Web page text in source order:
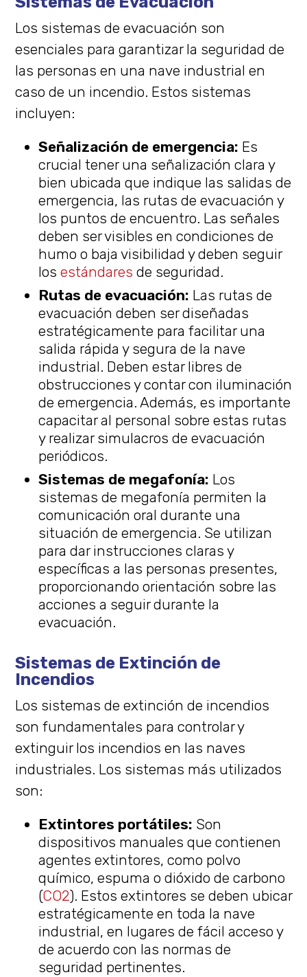
Los sistemas de evacuación son
esenciales para garantizar la seguridad de
las personas en una nave industrial en
caso de un incendio. Estos sistemas
incluyen:
Señalización de emergencia: Es
crucial tener una señalización clara y
bien ubicada que indique las salidas de
emergencia, las rutas de evacuación y
los puntos de encuentro. Las señales
deben ser visibles en condiciones de
humo o baja visibilidad y deben seguir
los estándares de seguridad.
Rutas de evacuación: Las rutas de
evacuación deben ser diseñadas
estratégicamente para facilitar una
salida rápida y segura de la nave
industrial. Deben estar libres de
obstrucciones y contar con iluminación
de emergencia. Además, es importante
capacitar al personal sobre estas rutas
y realizar simulacros de evacuación
periódicos.
Sistemas de megafonía: Los
sistemas de megafonía permiten la
comunicación oral durante una
situación de emergencia. Se utilizan
para dar instrucciones claras y
específicas a las personas presentes,
proporcionando orientación sobre las
acciones a seguir durante la
evacuación.
Sistemas de Extinción de
Incendios
Los sistemas de extinción de incendios
son fundamentales para controlar y
extinguir los incendios en las naves
industriales. Los sistemas más utilizados
son:
Extintores portátiles: Son
dispositivos manuales que contienen
agentes extintores, como polvo
químico, espuma o dióxido de carbono
(CO2). Estos extintores se deben ubicar
estratégicamente en toda la nave
industrial, en lugares de fácil acceso y
de acuerdo con las normas de
seguridad pertinentes.